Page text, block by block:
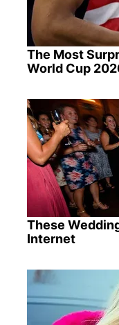
The Most
World Cup
These
Internet